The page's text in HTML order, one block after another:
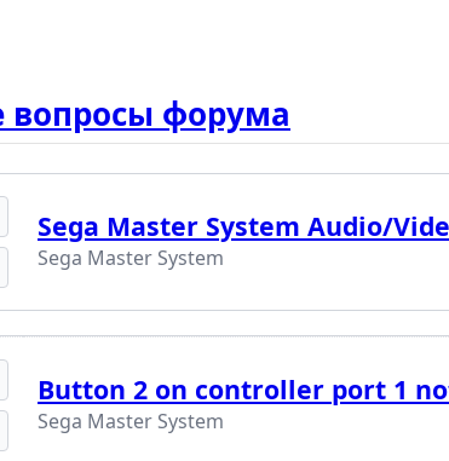
вопросы форума
Sega Master System Audio/
Sega Master System
Button 2 on controller port 1
Sega Master System